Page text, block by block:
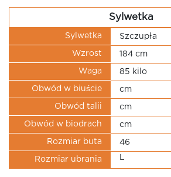
Sylwetka
Sylwetka Szczupła
Wzrost 184 cm
Waga 85 kilo
Obwód w biuście cm
Obwód talii cm
Obwód w biodrach cm
Rozmiar buta 46
Rozmiar ubrania